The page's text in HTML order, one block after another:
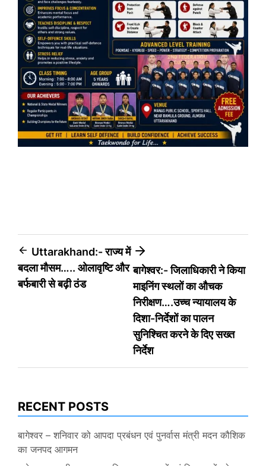
Post
navigation
Uttarakhand:- राज्य में
बदला मौसम….. ओलावृष्टि और
बर्फबारी से बढ़ी ठंड
बागेश्वर:- जिलाधिकारी ने किया
माइनिंग स्थलों का औचक
निरीक्षण….उच्च न्यायालय के
दिशा-निर्देशों का पालन
सुनिश्चित करने के दिए सख्त
निर्देश
RECENT POSTS
बागेश्वर – शनिवार को आपदा प्रबंधन एवं पुनर्वास मंत्री मदन कौशिक
का जनपद आगमन